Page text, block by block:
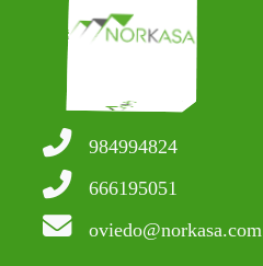
984994824
666195051
oviedo@norkasa.com